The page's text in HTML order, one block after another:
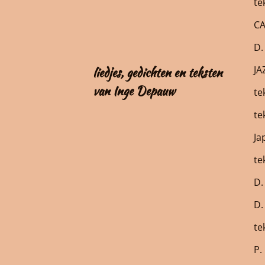
liedjes, gedichten en teksten
van Inge Depauw
P.